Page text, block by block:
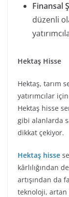
Finansal
düzenli
Hektaş Hisse
Hektaş, tarım
yatırımcılar
Hektaş hisse
gibi alanlarda
dikkat çekiyor.
Hektaş hisse
kârlılığından
artışından da
teknoloji, artan